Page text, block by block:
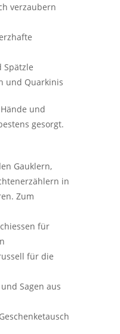
verzaubern
Spätzle
und Quarkinis
und
gesorgt.
Gauklern,
in
Zum
für
für die
Sagen aus